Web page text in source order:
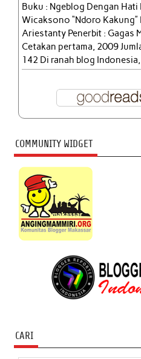
Buku : Ngeblog Dengan Hati
Wicaksono “Ndoro
Ariestanty Penerbit : Gagas
Cetakan pertama, 2009
142 Di ranah blog Indonesia,
COMMUNITY WIDGET
CARI